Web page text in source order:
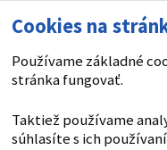
Cookies na
Používame základné
stránka fungovať.
Taktiež používame
súhlasíte s ich